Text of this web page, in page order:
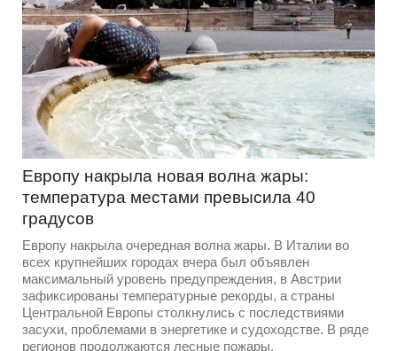
Европу накрыла новая волна жары:
температура местами превысила 40
градусов
Европу накрыла очередная волна жары. В Италии во
всех крупнейших городах вчера был объявлен
максимальный уровень предупреждения, в Австрии
зафиксированы температурные рекорды, а страны
Центральной Европы столкнулись с последствиями
засухи, проблемами в энергетике и судоходстве. В ряде
регионов продолжаются лесные пожары.